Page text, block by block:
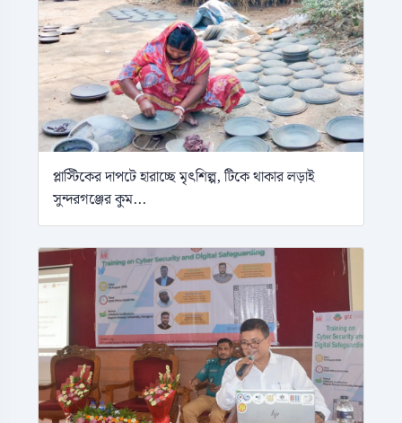
প্লাস্টিকের দাপটে হারাচ্ছে মৃৎশিল্প, টিকে থাকার লড়াই
সুন্দরগঞ্জের কুম...